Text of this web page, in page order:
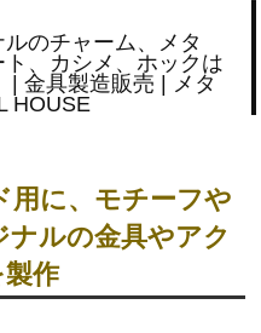
のチャーム、メタ
、カシメ、ホックは
| 金具製造販売 | メタ
HOUSE
用に、モチーフや
ルの金具やアク
作